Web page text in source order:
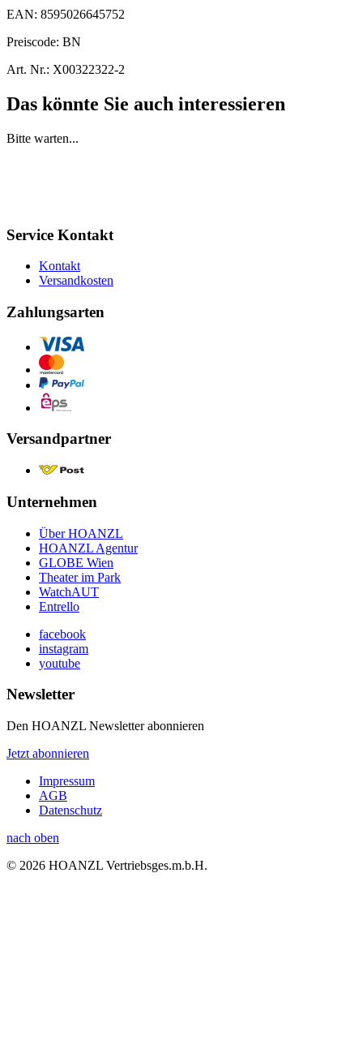
EAN: 8595026645752
Preiscode: BN
Art. Nr.: X00322322-2
Das könnte Sie auch interessieren
Bitte warten...
Service Kontakt
Kontakt
Versandkosten
Zahlungsarten
Versandpartner
Unternehmen
Über HOANZL
HOANZL Agentur
GLOBE Wien
Theater im Park
WatchAUT
Entrello
facebook
instagram
youtube
Newsletter
Den HOANZL Newsletter abonnieren
Jetzt abonnieren
Impressum
AGB
Datenschutz
nach oben
© 2026 HOANZL Vertriebsges.m.b.H.